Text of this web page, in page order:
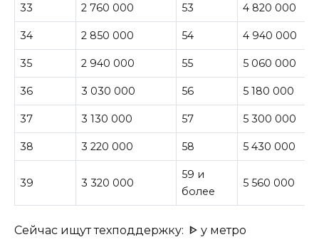
33 2 760 000 53 4 820 000
34 2 850 000 54 4 940 000
35 2 940 000 55 5 060 000
36 3 030 000 56 5 180 000
37 3 130 000 57 5 300 000
38 3 220 000 58 5 430 000
39 3 320 000
59 и
более
5 560 000
Сейчас ищут техподдержку: ᐈ у метро